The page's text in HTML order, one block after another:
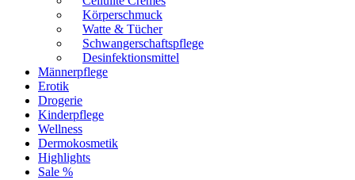
Körperschmuck
Watte & Tücher
Schwangerschaftspflege
Desinfektionsmittel
Männerpflege
Erotik
Drogerie
Kinderpflege
Wellness
Dermokosmetik
Highlights
Sale %